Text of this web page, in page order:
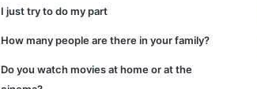
I just try to do my part
How many people are there in your family?
Do you watch movies at home or at the